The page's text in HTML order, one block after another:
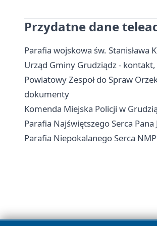
Przydatne dane
Parafia wojskowa św.
Urząd Gminy Grudziądz - kontakt,
Powiatowy Zespoł do Spraw
dokumenty
Komenda Miejska Policji w
Parafia Najświętszego Serca
Parafia Niepokalanego Serca